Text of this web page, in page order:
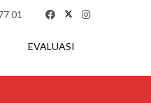
01
EVALUASI